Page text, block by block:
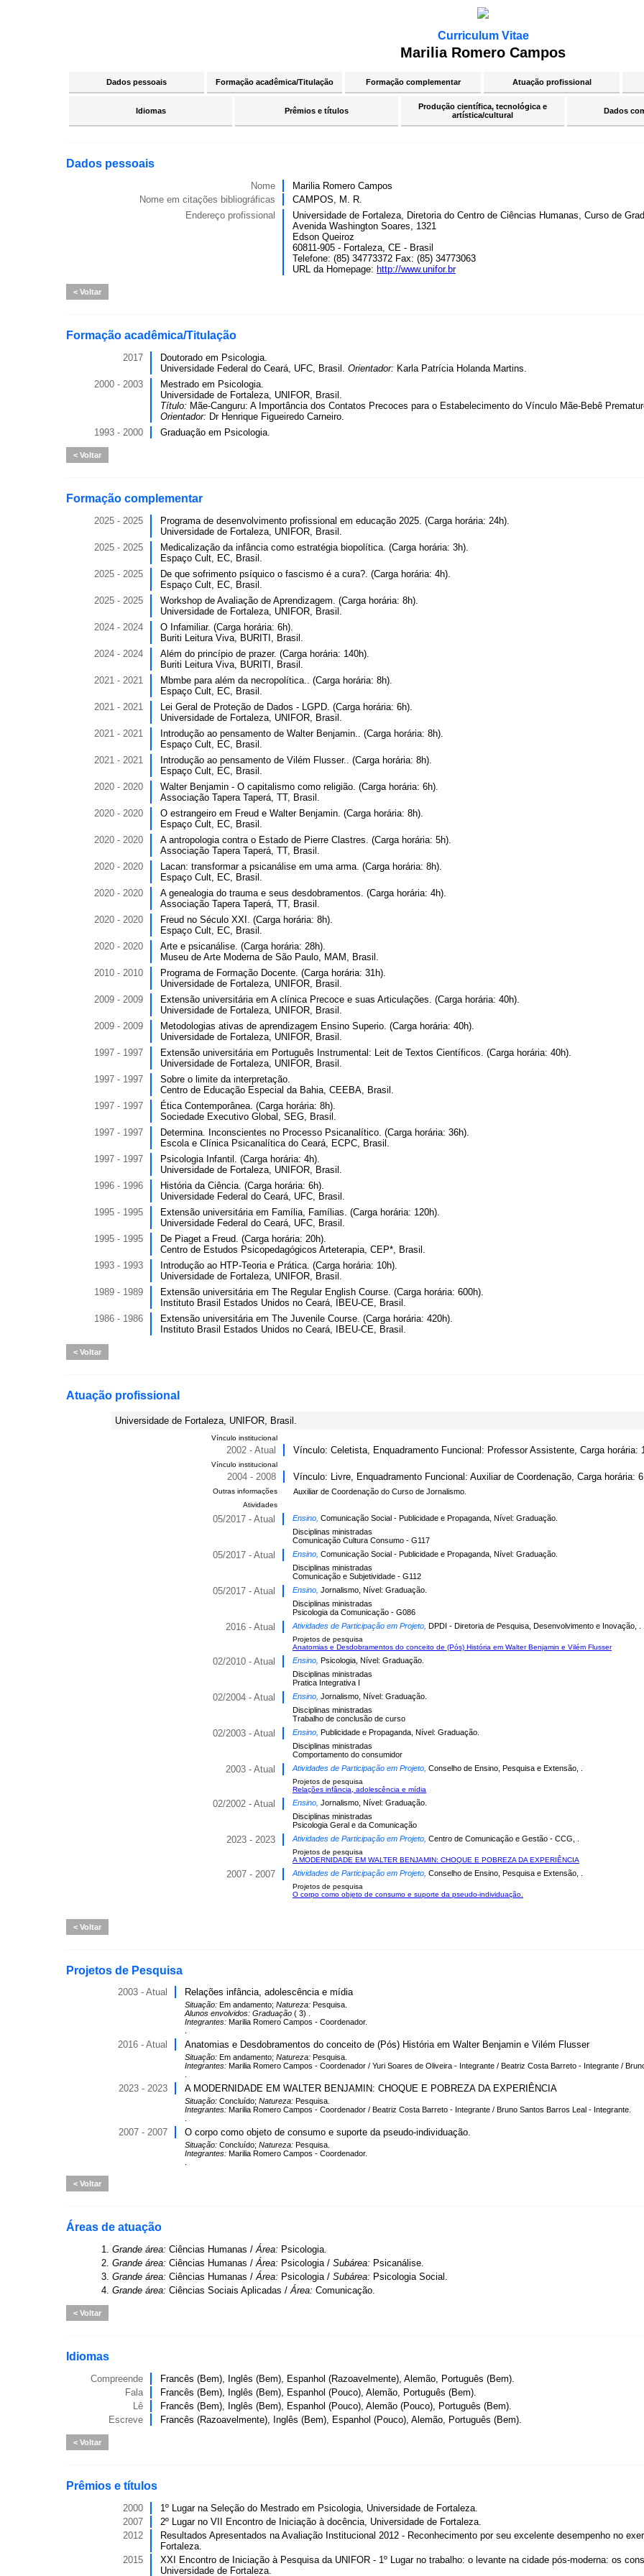
Curriculum Vitae
Marilia Romero Campos
Dados pessoais Formação acadêmica/Titulação Formação complementar Atuação profissional
Idiomas Prêmios e títulos
Produção científica, tecnológica e
artística/cultural
Dados
Dados pessoais
Nome
Marilia Romero Campos
Nome em citações bibliográficas
CAMPOS, M. R.
Endereço profissional
Universidade de Fortaleza, Diretoria do Centro de Ciências Humanas, Curso de
Avenida Washington Soares, 1321
Edson Queiroz
60811-905 - Fortaleza, CE - Brasil
Telefone: (85) 34773372 Fax: (85) 34773063
URL da Homepage: http://www.unifor.br
Voltar
Formação acadêmica/Titulação
2017
Doutorado em Psicologia.
Universidade Federal do Ceará, UFC, Brasil. Orientador: Karla Patrícia Holanda Martins.
2000 - 2003
Mestrado em Psicologia.
Universidade de Fortaleza, UNIFOR, Brasil.
Título: Mãe-Canguru: A Importância dos Contatos Precoces para o Estabelecimento do Vínculo Mãe-Bebê
Orientador: Dr Henrique Figueiredo Carneiro.
1993 - 2000
Graduação em Psicologia.
Voltar
Formação complementar
2025 - 2025
Programa de desenvolvimento profissional em educação 2025. (Carga horária: 24h).
Universidade de Fortaleza, UNIFOR, Brasil.
2025 - 2025
Medicalização da infância como estratégia biopolítica. (Carga horária: 3h).
Espaço Cult, EC, Brasil.
2025 - 2025
De que sofrimento psíquico o fascismo é a cura?. (Carga horária: 4h).
Espaço Cult, EC, Brasil.
2025 - 2025
Workshop de Avaliação de Aprendizagem. (Carga horária: 8h).
Universidade de Fortaleza, UNIFOR, Brasil.
2024 - 2024
O Infamiliar. (Carga horária: 6h).
Buriti Leitura Viva, BURITI, Brasil.
2024 - 2024
Além do princípio de prazer. (Carga horária: 140h).
Buriti Leitura Viva, BURITI, Brasil.
2021 - 2021
Mbmbe para além da necropolítica.. (Carga horária: 8h).
Espaço Cult, EC, Brasil.
2021 - 2021
Lei Geral de Proteção de Dados - LGPD. (Carga horária: 6h).
Universidade de Fortaleza, UNIFOR, Brasil.
2021 - 2021
Introdução ao pensamento de Walter Benjamin.. (Carga horária: 8h).
Espaço Cult, EC, Brasil.
2021 - 2021
Introdução ao pensamento de Vilém Flusser.. (Carga horária: 8h).
Espaço Cult, EC, Brasil.
2020 - 2020
Walter Benjamin - O capitalismo como religião. (Carga horária: 6h).
Associação Tapera Taperá, TT, Brasil.
2020 - 2020
O estrangeiro em Freud e Walter Benjamin. (Carga horária: 8h).
Espaço Cult, EC, Brasil.
2020 - 2020
A antropologia contra o Estado de Pierre Clastres. (Carga horária: 5h).
Associação Tapera Taperá, TT, Brasil.
2020 - 2020
Lacan: transformar a psicanálise em uma arma. (Carga horária: 8h).
Espaço Cult, EC, Brasil.
2020 - 2020
A genealogia do trauma e seus desdobramentos. (Carga horária: 4h).
Associação Tapera Taperá, TT, Brasil.
2020 - 2020
Freud no Século XXI. (Carga horária: 8h).
Espaço Cult, EC, Brasil.
2020 - 2020
Arte e psicanálise. (Carga horária: 28h).
Museu de Arte Moderna de São Paulo, MAM, Brasil.
2010 - 2010
Programa de Formação Docente. (Carga horária: 31h).
Universidade de Fortaleza, UNIFOR, Brasil.
2009 - 2009
Extensão universitária em A clínica Precoce e suas Articulações. (Carga horária: 40h).
Universidade de Fortaleza, UNIFOR, Brasil.
2009 - 2009
Metodologias ativas de aprendizagem Ensino Superio. (Carga horária: 40h).
Universidade de Fortaleza, UNIFOR, Brasil.
1997 - 1997
Extensão universitária em Português Instrumental: Leit de Textos Científicos. (Carga horária: 40h).
Universidade de Fortaleza, UNIFOR, Brasil.
1997 - 1997
Sobre o limite da interpretação.
Centro de Educação Especial da Bahia, CEEBA, Brasil.
1997 - 1997
Ética Contemporânea. (Carga horária: 8h).
Sociedade Executivo Global, SEG, Brasil.
1997 - 1997
Determina. Inconscientes no Processo Psicanalítico. (Carga horária: 36h).
Escola e Clínica Psicanalítica do Ceará, ECPC, Brasil.
1997 - 1997
Psicologia Infantil. (Carga horária: 4h).
Universidade de Fortaleza, UNIFOR, Brasil.
1996 - 1996
História da Ciência. (Carga horária: 6h).
Universidade Federal do Ceará, UFC, Brasil.
1995 - 1995
Extensão universitária em Família, Famílias. (Carga horária: 120h).
Universidade Federal do Ceará, UFC, Brasil.
1995 - 1995
De Piaget a Freud. (Carga horária: 20h).
Centro de Estudos Psicopedagógicos Arteterapia, CEP*, Brasil.
1993 - 1993
Introdução ao HTP-Teoria e Prática. (Carga horária: 10h).
Universidade de Fortaleza, UNIFOR, Brasil.
1989 - 1989
Extensão universitária em The Regular English Course. (Carga horária: 600h).
Instituto Brasil Estados Unidos no Ceará, IBEU-CE, Brasil.
1986 - 1986
Extensão universitária em The Juvenile Course. (Carga horária: 420h).
Instituto Brasil Estados Unidos no Ceará, IBEU-CE, Brasil.
Voltar
Atuação profissional
Universidade de Fortaleza, UNIFOR, Brasil.
Vínculo institucional
2002 - Atual Vínculo: Celetista, Enquadramento Funcional: Professor Assistente, Carga horária:
Vínculo institucional
2004 - 2008 Vínculo: Livre, Enquadramento Funcional: Auxiliar de Coordenação, Carga horária: 6
Outras informações Auxiliar de Coordenação do Curso de Jornalismo.
Atividades
05/2017 - Atual Ensino, Comunicação Social - Publicidade e Propaganda, Nível: Graduação.
Disciplinas ministradas
Comunicação Cultura Consumo - G117
05/2017 - Atual Ensino, Comunicação Social - Publicidade e Propaganda, Nível: Graduação.
Disciplinas ministradas
Comunicação e Subjetividade - G112
05/2017 - Atual Ensino, Jornalismo, Nível: Graduação.
Disciplinas ministradas
Psicologia da Comunicação - G086
2016 - Atual Atividades de Participação em Projeto, DPDI - Diretoria de Pesquisa, Desenvolvimento e Inovação, .
Projetos de pesquisa
Anatomias e Desdobramentos do conceito de (Pós) História em Walter Benjamin e Vilém Flusser
02/2010 - Atual Ensino, Psicologia, Nível: Graduação.
Disciplinas ministradas
Pratica Integrativa I
02/2004 - Atual Ensino, Jornalismo, Nível: Graduação.
Disciplinas ministradas
Trabalho de conclusão de curso
02/2003 - Atual Ensino, Publicidade e Propaganda, Nível: Graduação.
Disciplinas ministradas
Comportamento do consumidor
2003 - Atual Atividades de Participação em Projeto, Conselho de Ensino, Pesquisa e Extensão, .
Projetos de pesquisa
Relações infância, adolescência e mídia
02/2002 - Atual Ensino, Jornalismo, Nível: Graduação.
Disciplinas ministradas
Psicologia Geral e da Comunicação
2023 - 2023 Atividades de Participação em Projeto, Centro de Comunicação e Gestão - CCG, .
Projetos de pesquisa
A MODERNIDADE EM WALTER BENJAMIN: CHOQUE E POBREZA DA EXPERIÊNCIA
2007 - 2007 Atividades de Participação em Projeto, Conselho de Ensino, Pesquisa e Extensão, .
Projetos de pesquisa
O corpo como objeto de consumo e suporte da pseudo-individuação.
Voltar
Projetos de Pesquisa
2003 - Atual Relações infância, adolescência e mídia
Situação: Em andamento; Natureza: Pesquisa.
Alunos envolvidos: Graduação ( 3) .
Integrantes: Marilia Romero Campos - Coordenador.
2016 - Atual Anatomias e Desdobramentos do conceito de (Pós) História em Walter Benjamin e Vilém Flusser
Situação: Em andamento; Natureza: Pesquisa.
Integrantes: Marilia Romero Campos - Coordenador / Yuri Soares de Oliveira - Integrante / Beatriz Costa Barreto - Integrante /
2023 - 2023 A MODERNIDADE EM WALTER BENJAMIN: CHOQUE E POBREZA DA EXPERIÊNCIA
Situação: Concluído; Natureza: Pesquisa.
Integrantes: Marilia Romero Campos - Coordenador / Beatriz Costa Barreto - Integrante / Bruno Santos Barros Leal - Integrante.
2007 - 2007 O corpo como objeto de consumo e suporte da pseudo-individuação.
Situação: Concluído; Natureza: Pesquisa.
Integrantes: Marilia Romero Campos - Coordenador.
Voltar
Áreas de atuação
1. Grande área: Ciências Humanas /Área: Psicologia.
2. Grande área: Ciências Humanas /Área: Psicologia / Subárea: Psicanálise.
3. Grande área: Ciências Humanas /Área: Psicologia / Subárea: Psicologia Social.
4. Grande área: Ciências Sociais Aplicadas /Área: Comunicação.
Voltar
Idiomas
Compreende
Francês (Bem), Inglês (Bem), Espanhol (Razoavelmente), Alemão, Português (Bem).
Fala
Francês (Bem), Inglês (Bem), Espanhol (Pouco), Alemão, Português (Bem).
Lê
Francês (Bem), Inglês (Bem), Espanhol (Pouco), Alemão (Pouco), Português (Bem).
Escreve
Francês (Razoavelmente), Inglês (Bem), Espanhol (Pouco), Alemão, Português (Bem).
Voltar
Prêmios e títulos
2000
1º Lugar na Seleção do Mestrado em Psicologia, Universidade de Fortaleza.
2007
2º Lugar no VII Encontro de Iniciação à docência, Universidade de Fortaleza.
2012
Resultados Apresentados na Avaliação Institucional 2012 - Reconhecimento por seu excelente desempenho no
Fortaleza.
2015
XXI Encontro de Iniciação à Pesquisa da UNIFOR - 1º Lugar no trabalho: o levante na cidade pós-moderna: os
Universidade de Fortaleza.